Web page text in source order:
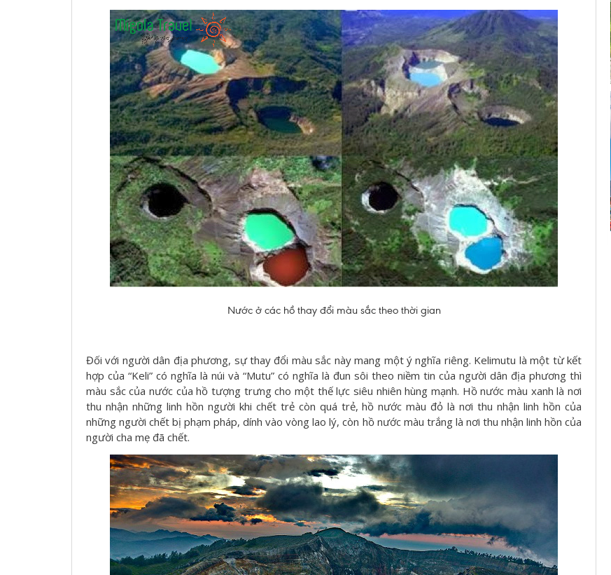
Nước ở các hồ thay đổi màu sắc theo thời gian
Đối với người dân địa phương, sự thay đổi màu sắc này mang một ý nghĩa riêng. Kelimutu là một từ kết
hợp của “Keli” có nghĩa là núi và “Mutu” có nghĩa là đun sôi theo niềm tin của người dân địa phương thì
màu sắc của nước của hồ tượng trưng cho một thế lực siêu nhiên hùng mạnh. Hồ nước màu xanh là nơi
thu nhận những linh hồn người khi chết trẻ còn quá trẻ, hồ nước màu đỏ là nơi thu nhận linh hồn của
những người chết bị phạm pháp, dính vào vòng lao lý, còn hồ nước màu trắng là nơi thu nhận linh hồn của
người cha mẹ đã chết.